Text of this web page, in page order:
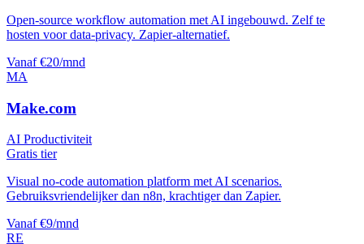
Open-source workflow automation met AI ingebouwd. Zelf te
hosten voor data-privacy. Zapier-alternatief.
Vanaf €20/mnd
MA
Make.com
AI Productiviteit
Gratis tier
Visual no-code automation platform met AI scenarios.
Gebruiksvriendelijker dan n8n, krachtiger dan Zapier.
Vanaf €9/mnd
RE